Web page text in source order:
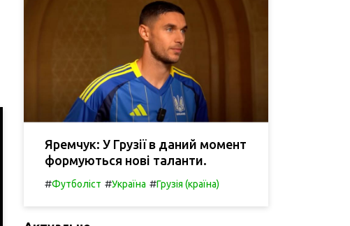
Яремчук: У Грузії в даний момент
формуються нові таланти.
#Футболіст #Україна #Грузія (країна)